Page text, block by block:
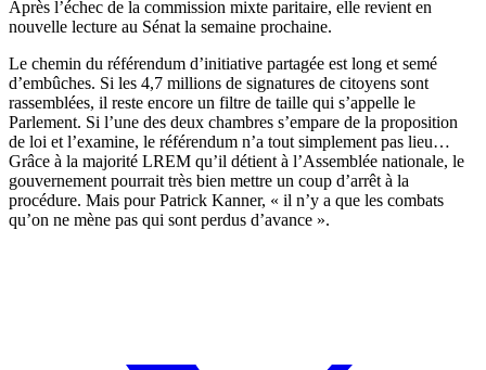
Après l’échec de la commission mixte paritaire, elle revient en
nouvelle lecture au Sénat la semaine prochaine.
Le chemin du référendum d’initiative partagée est long et semé
d’embûches. Si les 4,7 millions de signatures de citoyens sont
rassemblées, il reste encore un filtre de taille qui s’appelle le
Parlement. Si l’une des deux chambres s’empare de la proposition
de loi et l’examine, le référendum n’a tout simplement pas lieu…
Grâce à la majorité LREM qu’il détient à l’Assemblée nationale, le
gouvernement pourrait très bien mettre un coup d’arrêt à la
procédure. Mais pour Patrick Kanner, « il n’y a que les combats
qu’on ne mène pas qui sont perdus d’avance ».